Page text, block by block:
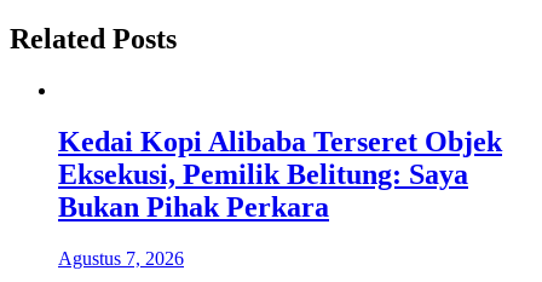
Related Posts
Kedai Kopi Alibaba Terseret Objek
Eksekusi, Pemilik Belitung: Saya
Bukan Pihak Perkara
Agustus 7, 2026